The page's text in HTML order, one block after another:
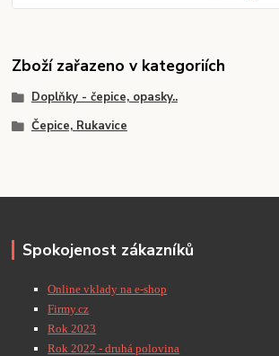
Zboží zařazeno v kategoriích
Doplňky - čepice, opasky..
Čepice, Rukavice
Spokojenost zákazníků
Online vklady na e-shop
Firmy.cz
Rok 2023
Rok 2022 - druhá polovina